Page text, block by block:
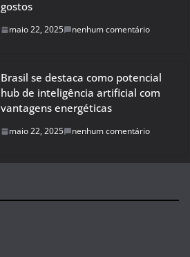
gostos
maio 22, 2025 nenhum comentário
Brasil se destaca como potencial
hub de inteligência artificial com
vantagens energéticas
maio 22, 2025 nenhum comentário